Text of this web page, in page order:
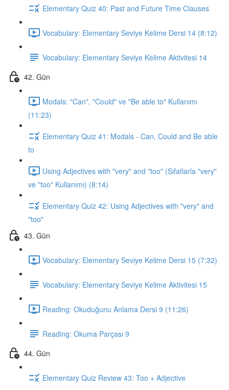
Elementary Quiz 40: Past and Future Time Clauses
Vocabulary: Elementary Seviye Kelime Dersi 14 (8:12)
Vocabulary: Elementary Seviye Kelime Aktivitesi 14
42. Gün
Modals: "Can", "Could" ve "Be able to" Kullanımı
(11:23)
Elementary Quiz 41: Modals - Can, Could and Be able
to
Using Adjectives with "very" and "too" (Sıfatlarla "very"
ve "too" Kullanımı) (8:14)
Elementary Quiz 42: Using Adjectives with "very" and
"too"
43. Gün
Vocabulary: Elementary Seviye Kelime Dersi 15 (7:32)
Vocabulary: Elementary Seviye Kelime Aktivitesi 15
Reading: Okuduğunu Anlama Dersi 9 (11:26)
Reading: Okuma Parçası 9
44. Gün
Elementary Quiz Review 43: Too + Adjective